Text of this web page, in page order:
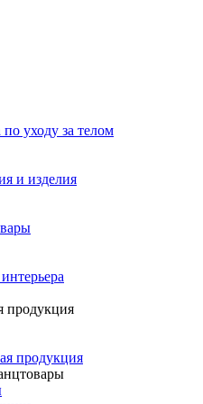
уходу за телом
и изделия
продукция
продукция